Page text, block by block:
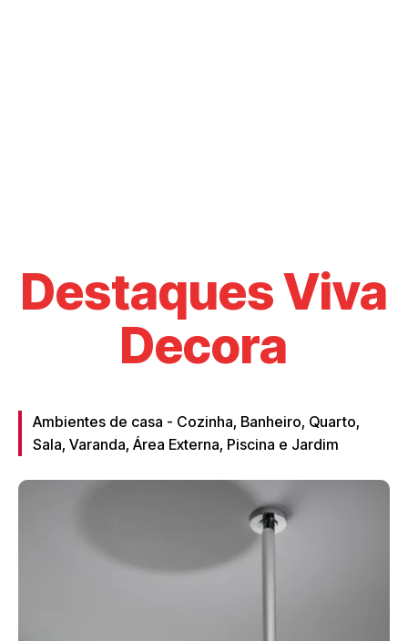
Destaques Viva
Decora
Ambientes de casa - Cozinha, Banheiro, Quarto,
Sala, Varanda, Área Externa, Piscina e Jardim